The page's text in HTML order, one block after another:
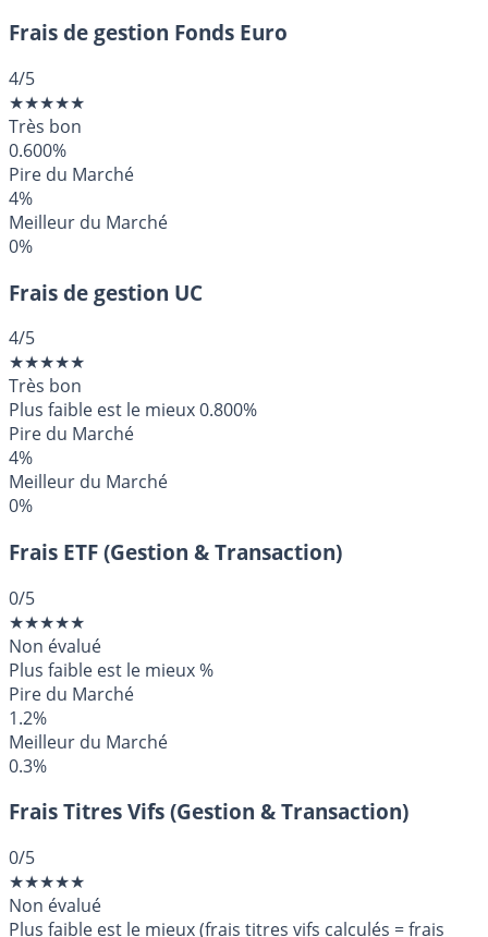
Frais de gestion Fonds Euro
4/5
★★★★★
Très bon
0.600%
Pire du Marché
4%
Meilleur du Marché
0%
Frais de gestion UC
4/5
★★★★★
Très bon
Plus faible est le mieux0.800%
Pire du Marché
4%
Meilleur du Marché
0%
Frais ETF (Gestion & Transaction)
0/5
★★★★★
Non évalué
Plus faible est le mieux%
Pire du Marché
1.2%
Meilleur du Marché
0.3%
Frais Titres Vifs (Gestion & Transaction)
0/5
★★★★★
Non évalué
Plus faible est le mieux (frais titres vifs calculés = frais